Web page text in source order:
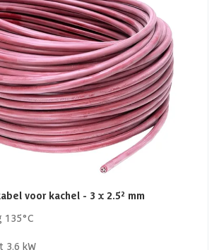
voor kachel - 3 x 2.5² mm
3.6 kW